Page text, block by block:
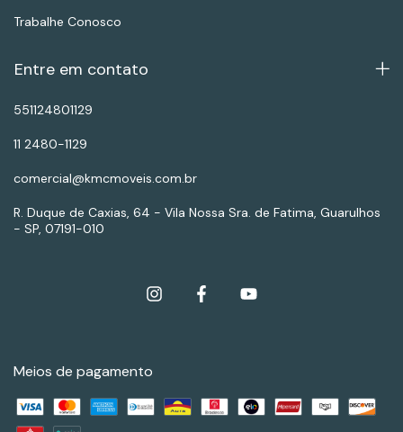
Trabalhe Conosco
Entre em contato
551124801129
11 2480-1129
comercial@kmcmoveis.com.br
R. Duque de Caxias, 64 - Vila Nossa Sra. de Fatima, Guarulhos
- SP, 07191-010
Meios de pagamento